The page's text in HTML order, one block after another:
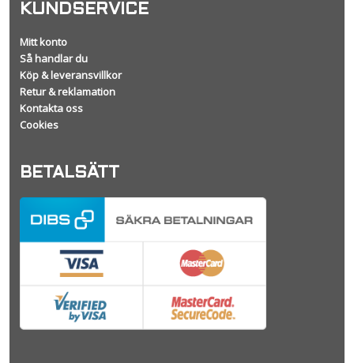
KUNDSERVICE
Mitt konto
Så handlar du
Köp & leveransvillkor
Retur & reklamation
Kontakta oss
Cookies
BETALSÄTT